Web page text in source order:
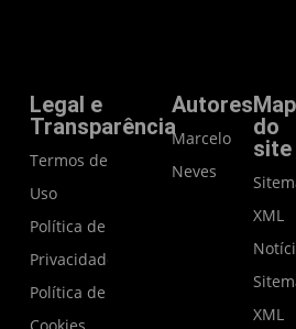
Legal e
Transparência
Termos de
Uso
Política de
Privacidade
Política de
Autores
Marcelo
Neves
do
site
XML
XML